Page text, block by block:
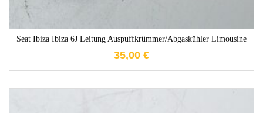
Seat Ibiza Ibiza 6J Leitung Auspuffkrümmer/Abgaskühler Limousine
35,00 €